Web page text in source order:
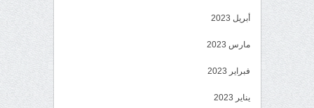
أبريل 2023
مارس 2023
فبراير 2023
يناير 2023